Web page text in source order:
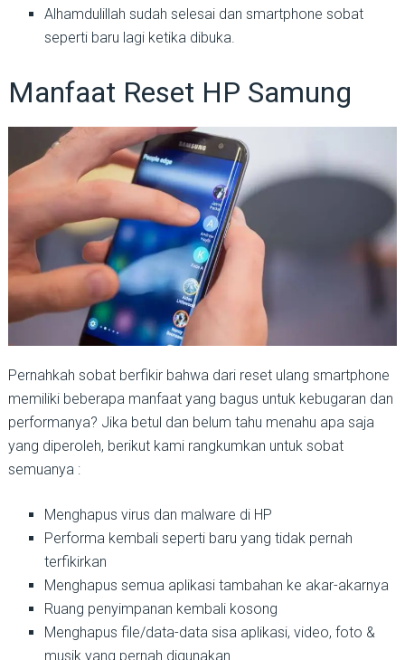
Alhamdulillah sudah selesai dan smartphone sobat
seperti baru lagi ketika dibuka.
Manfaat Reset HP Samung
Pernahkah sobat berfikir bahwa dari reset ulang smartphone
memiliki beberapa manfaat yang bagus untuk kebugaran dan
performanya? Jika betul dan belum tahu menahu apa saja
yang diperoleh, berikut kami rangkumkan untuk sobat
semuanya :
Menghapus virus dan malware di HP
Performa kembali seperti baru yang tidak pernah
terfikirkan
Menghapus semua aplikasi tambahan ke akar-akarnya
Ruang penyimpanan kembali kosong
Menghapus file/data-data sisa aplikasi, video, foto &
musik yang pernah digunakan.